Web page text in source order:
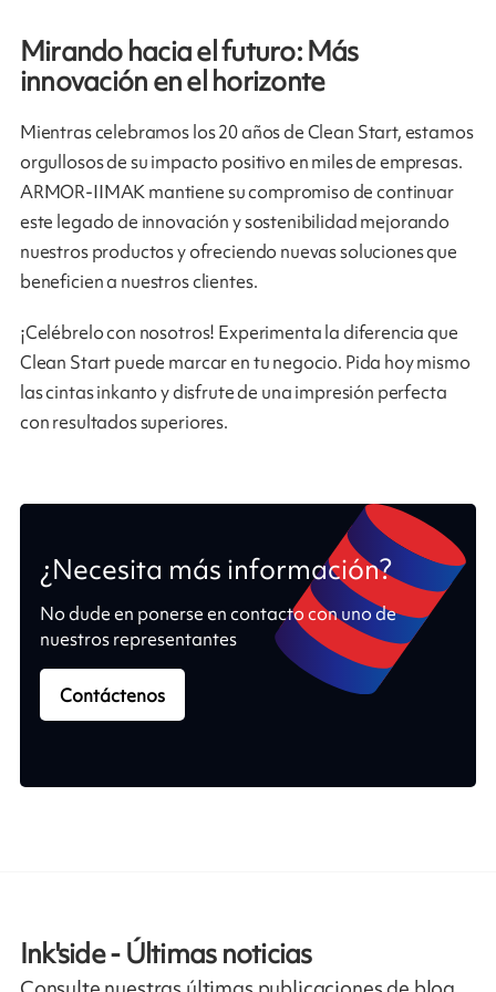
Mirando hacia el futuro: Más
innovación en el horizonte
Mientras celebramos los 20 años de Clean Start, estamos
orgullosos de su impacto positivo en miles de empresas.
ARMOR-IIMAK mantiene su compromiso de continuar
este legado de innovación y sostenibilidad mejorando
nuestros productos y ofreciendo nuevas soluciones que
beneficien a nuestros clientes.
¡Celébrelo con nosotros! Experimenta la diferencia que
Clean Start puede marcar en tu negocio. Pida hoy mismo
las cintas inkanto y disfrute de una impresión perfecta
con resultados superiores.
¿Necesita más información?
No dude en ponerse en contacto con uno de
nuestros representantes
Contáctenos
Ink'side - Últimas noticias